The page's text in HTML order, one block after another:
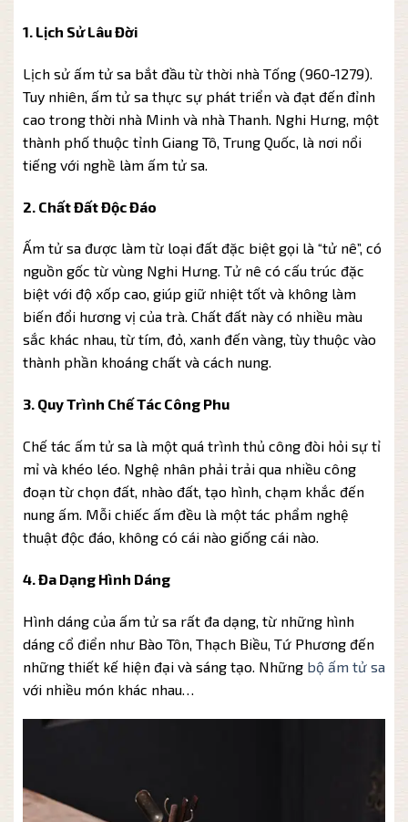
1. Lịch Sử Lâu Đời
Lịch sử ấm tử sa bắt đầu từ thời nhà Tống (960-1279).
Tuy nhiên, ấm tử sa thực sự phát triển và đạt đến đỉnh
cao trong thời nhà Minh và nhà Thanh. Nghi Hưng, một
thành phố thuộc tỉnh Giang Tô, Trung Quốc, là nơi nổi
tiếng với nghề làm ấm tử sa.
2. Chất Đất Độc Đáo
Ấm tử sa được làm từ loại đất đặc biệt gọi là “tử nê”, có
nguồn gốc từ vùng Nghi Hưng. Tử nê có cấu trúc đặc
biệt với độ xốp cao, giúp giữ nhiệt tốt và không làm
biến đổi hương vị của trà. Chất đất này có nhiều màu
sắc khác nhau, từ tím, đỏ, xanh đến vàng, tùy thuộc vào
thành phần khoáng chất và cách nung.
3. Quy Trình Chế Tác Công Phu
Chế tác ấm tử sa là một quá trình thủ công đòi hỏi sự tỉ
mỉ và khéo léo. Nghệ nhân phải trải qua nhiều công
đoạn từ chọn đất, nhào đất, tạo hình, chạm khắc đến
nung ấm. Mỗi chiếc ấm đều là một tác phẩm nghệ
thuật độc đáo, không có cái nào giống cái nào.
4. Đa Dạng Hình Dáng
Hình dáng của ấm tử sa rất đa dạng, từ những hình
dáng cổ điển như Bào Tôn, Thạch Biều, Tứ Phương đến
những thiết kế hiện đại và sáng tạo. Những bộ ấm tử sa
với nhiều món khác nhau…